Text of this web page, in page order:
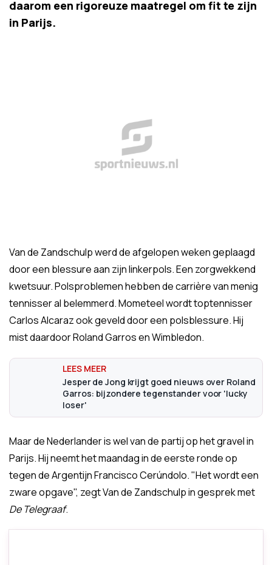
daarom een rigoreuze maatregel om fit te zijn
in Parijs.
Van de Zandschulp werd de afgelopen weken geplaagd
door een blessure aan zijn linkerpols. Een zorgwekkend
kwetsuur. Polsproblemen hebben de carrière van menig
tennisser al belemmerd. Mometeel wordt toptennisser
Carlos Alcaraz ook geveld door een polsblessure. Hij
mist daardoor Roland Garros en Wimbledon.
Jesper de Jong krijgt goed nieuws over Roland
Garros: bijzondere tegenstander voor 'lucky
loser'
Maar de Nederlander is wel van de partij op het gravel in
Parijs. Hij neemt het maandag in de eerste ronde op
tegen de Argentijn Francisco Cerúndolo. "Het wordt een
zware opgave", zegt Van de Zandschulp in gesprek met
De Telegraaf.